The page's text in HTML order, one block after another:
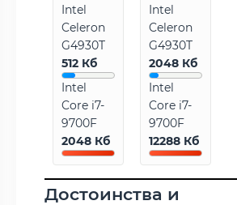
Intel
Celeron
G4930T
512 Кб
Intel
Core i7-
9700F
2048 Кб
Intel
Celeron
G4930T
2048 Кб
Intel
Core i7-
9700F
12288 Кб
Достоинства и